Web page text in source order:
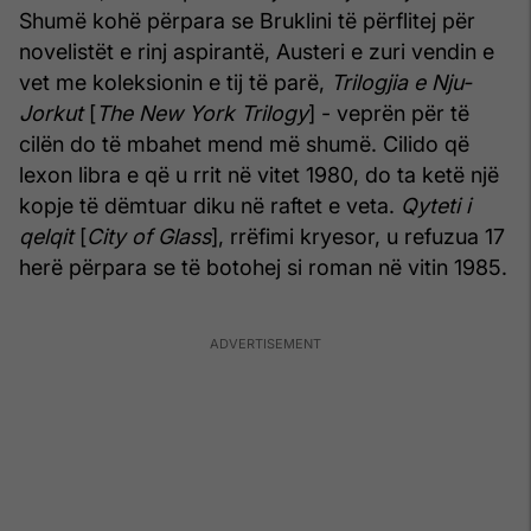
Shumë kohë përpara se Bruklini të përflitej për
novelistët e rinj aspirantë, Austeri e zuri vendin e
vet me koleksionin e tij të parë, Trilogjia e Nju-
Jorkut[The New York Trilogy] - veprën për të
cilën do të mbahet mend më shumë. Cilido që
lexon libra e që u rrit në vitet 1980, do ta ketë një
kopje të dëmtuar diku në raftet e veta. Qyteti i
qelqit[City of Glass], rrëfimi kryesor, u refuzua 17
herë përpara se të botohej si roman në vitin 1985.